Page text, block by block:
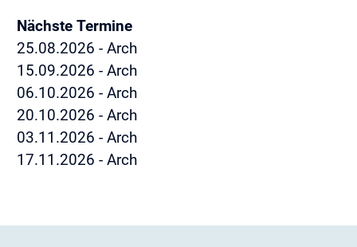
Nächste Termine
25.08.2026 - Arch
15.09.2026 - Arch
06.10.2026 - Arch
20.10.2026 - Arch
03.11.2026 - Arch
17.11.2026 - Arch